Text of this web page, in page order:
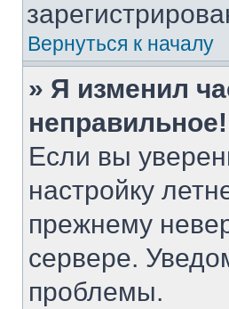
Вернуться к началу
» Я изменил
неправильное!
Если вы
настройку
прежнему
сервере.
проблемы.